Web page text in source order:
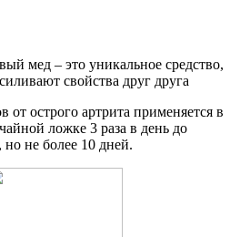
мед – это уникальное средство,
свойства друг друга
от острого артрита применяется в
ложке 3 раза в день до
не более 10 дней.